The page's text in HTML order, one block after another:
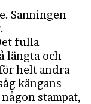
Sanningen
fulla
längta och
helt andra
kängans
stampat,